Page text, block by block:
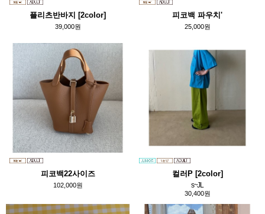
플리츠반바지 [2color]
39,000원
피코백 파우치'
25,000원
피코백22사이즈
102,000원
컬러P [2color]
s~JL
30,400원